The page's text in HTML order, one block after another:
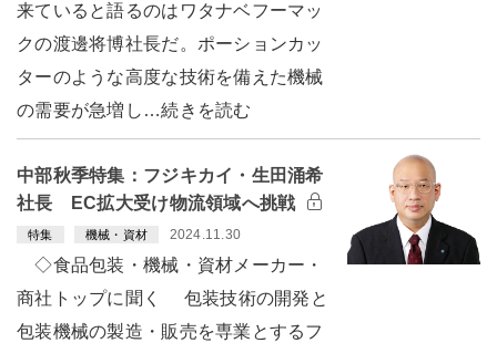
来ていると語るのはワタナベフーマッ
クの渡邊将博社長だ。ポーションカッ
ターのような高度な技術を備えた機械
の需要が急増し…続きを読む
中部秋季特集：フジキカイ・生田涌希
社長 EC拡大受け物流領域へ挑戦
特集 機械・資材 2024.11.30
◇食品包装・機械・資材メーカー・
商社トップに聞く 包装技術の開発と
包装機械の製造・販売を専業とするフ